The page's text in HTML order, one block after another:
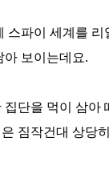
스파이 세계를
아 보이는데요.
집단을 먹이 삼
짐작건대 상당